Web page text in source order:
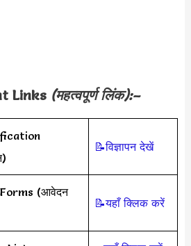
Links (महत्वपूर्ण लिंक):–
📝विज्ञापन देखें
(आवेदन
📝यहाँ क्लिक करें